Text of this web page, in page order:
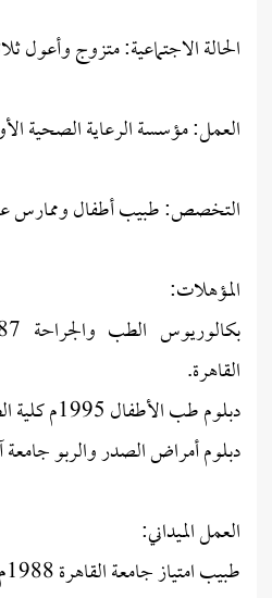
الحالة الاجتماعية: متزوج وأعول
العمل: مؤسسة الرعاية الصحية
التخصص: طبيب أطفال وممارس
المؤهلات:
القاهرة.
دبلوم طب الأطفال 1995م كلية الطب جامعة قناة السويس.
دبلوم أمراض الصدر والربو جامعة
العمل الميداني:
طبيب امتياز جامعة القاهرة 1988م.